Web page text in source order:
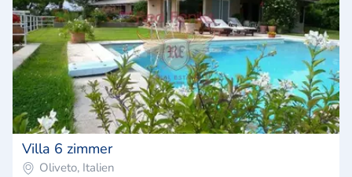
Villa 6 zimmer
Oliveto, Italien